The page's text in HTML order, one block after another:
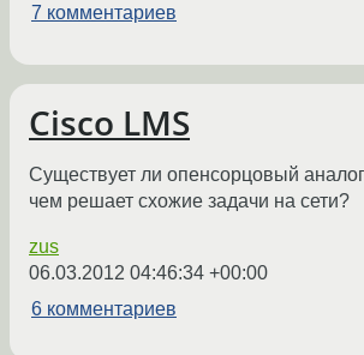
7 комментариев
Cisco LMS
Существует ли опенсорцовый
чем решает схожие задачи на сети?
zus
06.03.2012 04:46:34 +00:00
6 комментариев